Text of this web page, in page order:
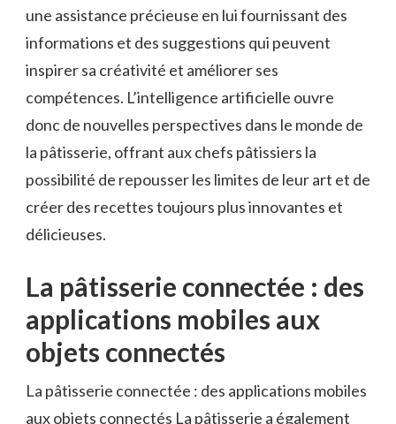
une assistance précieuse en lui fournissant des
informations et des suggestions qui peuvent
inspirer sa créativité et améliorer ses
compétences. L’intelligence artificielle ouvre
donc de nouvelles perspectives dans le monde de
la pâtisserie, offrant aux chefs pâtissiers la
possibilité de repousser les limites de leur art et de
créer des recettes toujours plus innovantes et
délicieuses.
La pâtisserie connectée : des
applications mobiles aux
objets connectés
La pâtisserie connectée : des applications mobiles
aux objets connectés La pâtisserie a également